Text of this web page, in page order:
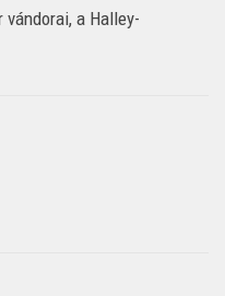
vándorai, a Halley-